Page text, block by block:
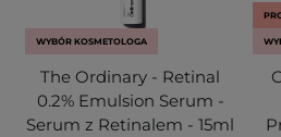
WYBÓR KOSMETOLOGA
The Ordinary - Retinal
0.2% Emulsion Serum -
Serum z Retinalem - 15ml